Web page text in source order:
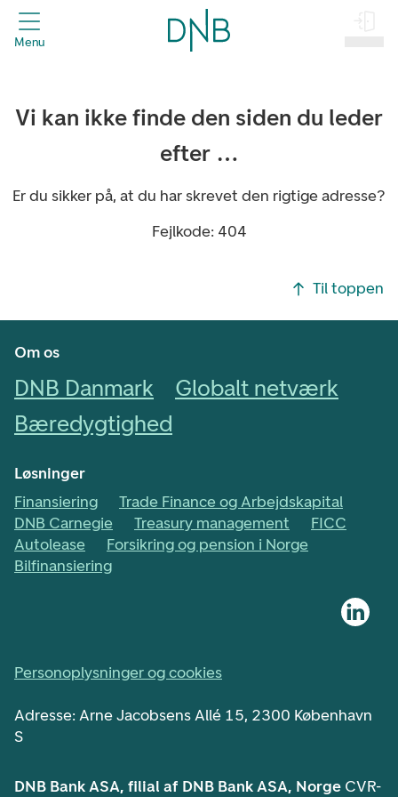
header.title
Menu
Vi kan ikke finde den siden du leder
efter …
Er du sikker på, at du har skrevet den rigtige adresse?
Fejlkode: 404
Til toppen
Om os
DNB Danmark
Globalt netværk
Bæredygtighed
Løsninger
Finansiering
Trade Finance og Arbejdskapital
DNB Carnegie
Treasury management
FICC
Autolease
Forsikring og pension i Norge
Bilfinansiering
Personoplysninger og cookies
Adresse: Arne Jacobsens Allé 15, 2300 København
S
DNB Bank ASA, filial af DNB Bank ASA, Norge CVR-